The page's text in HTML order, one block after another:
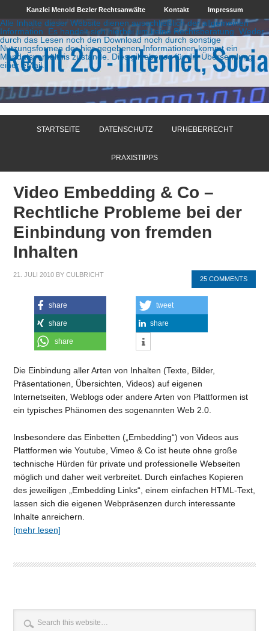
Kanzlei Menold Bezler Rechtsanwälte Kontakt Impressum
Alle Inhalte dieser Website dienen ausschließlich der allgemeinen
Information. Es handelt sich hierbei um keine Rechtsberatung. Weder
durch das Lesen noch den Download noch durch sonstige
Nutzungsformen der hier gegebenen Informationen kommt ein
Mandatsverhältnis zustande. Dies gilt ebenso für die Übersendung
einer eMail.
STARTSEITE DATENSCHUTZ URHEBERRECHT
PRAXISTIPPS
Video Embedding & Co –
Rechtliche Probleme bei der
Einbindung von fremden
Inhalten
21. JULI 2010 BYCULBRICHT
25 COMMENTS
share tweet
share share
share
Die Einbindung aller Arten von Inhalten (Texte, Bilder,
Präsentationen, Übersichten, Videos) auf eigenen
Internetseiten, Weblogs oder andere Arten von Plattformen ist
ein typisches Phänomen des sogenannten Web 2.0.
Insbesondere das Einbetten („Embedding“) von Videos aus
Plattformen wie Youtube, Vimeo & Co ist heute ohne große
technische Hürden für private und professionelle Webseiten
möglich und daher weit verbreitet. Durch einfaches Kopieren
des jeweiligen „Embedding Links“, einem einfachen HTML-Text,
lassen sich die eigenen Webpräsenzen durch interessante
Inhalte anreichern.
[mehr lesen]